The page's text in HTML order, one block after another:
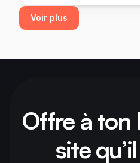
Voir plus
Offre à ton
site